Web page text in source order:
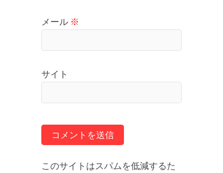
メール ※
サイト
このサイトはスパムを低減するた